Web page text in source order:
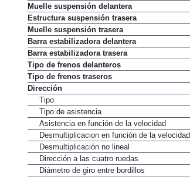
Muelle suspensión delantera
Estructura suspensión trasera
Muelle suspensión trasera
Barra estabilizadora delantera
Barra estabilizadora trasera
Tipo de frenos delanteros
Tipo de frenos traseros
Dirección
Tipo
Tipo de asistencia
Asistencia en función de la velocidad
Desmultiplicacion en función de la velocidad
Desmultiplicación no lineal
Dirección a las cuatro ruedas
Diámetro de giro entre bordillos